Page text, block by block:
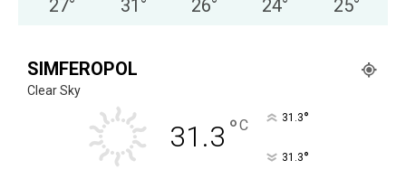
27° 31 ° 26° 24° 25°
SIMFEROPOL
Clear Sky
31.3 °C 31.3°
31.3°